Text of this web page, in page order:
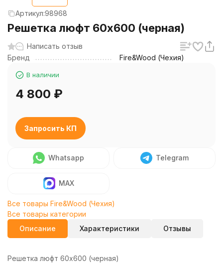
Артикул:98968
Решетка люфт 60х600 (черная)
Написать отзыв
Бренд
Fire&Wood (Чехия)
В наличии
4 800 ₽
Запросить КП
Whatsapp Telegram
MAX
Все товары Fire&Wood (Чехия)
Все товары категории
Описание
Характеристики Отзывы
Решетка люфт 60х600 (черная)